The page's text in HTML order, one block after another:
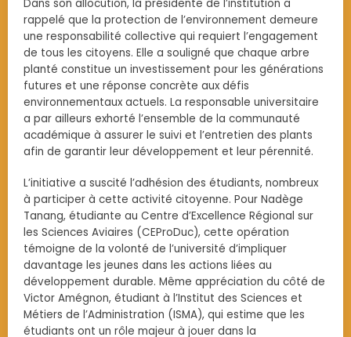
Dans son allocution, la présidente de l’institution a
rappelé que la protection de l’environnement demeure
une responsabilité collective qui requiert l’engagement
de tous les citoyens. Elle a souligné que chaque arbre
planté constitue un investissement pour les générations
futures et une réponse concrète aux défis
environnementaux actuels. La responsable universitaire
a par ailleurs exhorté l’ensemble de la communauté
académique à assurer le suivi et l’entretien des plants
afin de garantir leur développement et leur pérennité.
L’initiative a suscité l’adhésion des étudiants, nombreux
à participer à cette activité citoyenne. Pour Nadège
Tanang, étudiante au Centre d’Excellence Régional sur
les Sciences Aviaires (CEProDuc), cette opération
témoigne de la volonté de l’université d’impliquer
davantage les jeunes dans les actions liées au
développement durable. Même appréciation du côté de
Victor Amégnon, étudiant à l’Institut des Sciences et
Métiers de l’Administration (ISMA), qui estime que les
étudiants ont un rôle majeur à jouer dans la